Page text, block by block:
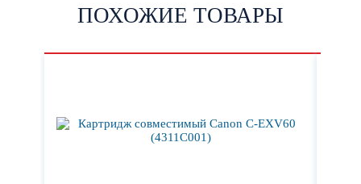
ПОХОЖИЕ ТОВАРЫ